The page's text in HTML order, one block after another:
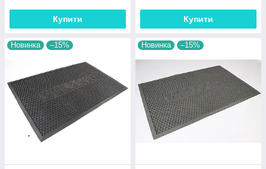
Купити Купити
Новинка –15% Новинка –15%